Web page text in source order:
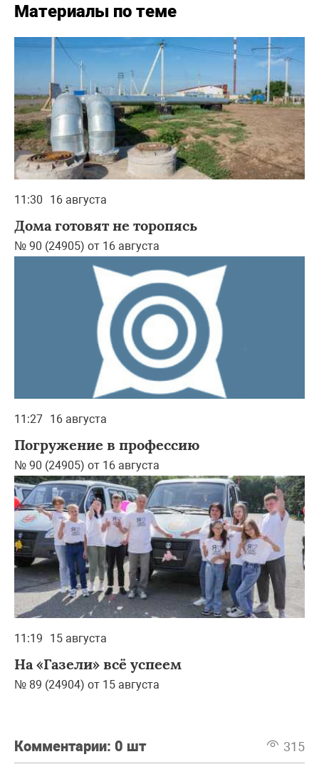
Материалы по теме
11:30 16 августа
Дома готовят не торопясь
№ 90 (24905) от 16 августа
11:27 16 августа
Погружение в профессию
№ 90 (24905) от 16 августа
11:19 15 августа
На «Газели» всё успеем
№ 89 (24904) от 15 августа
Комментарии: 0 шт 315